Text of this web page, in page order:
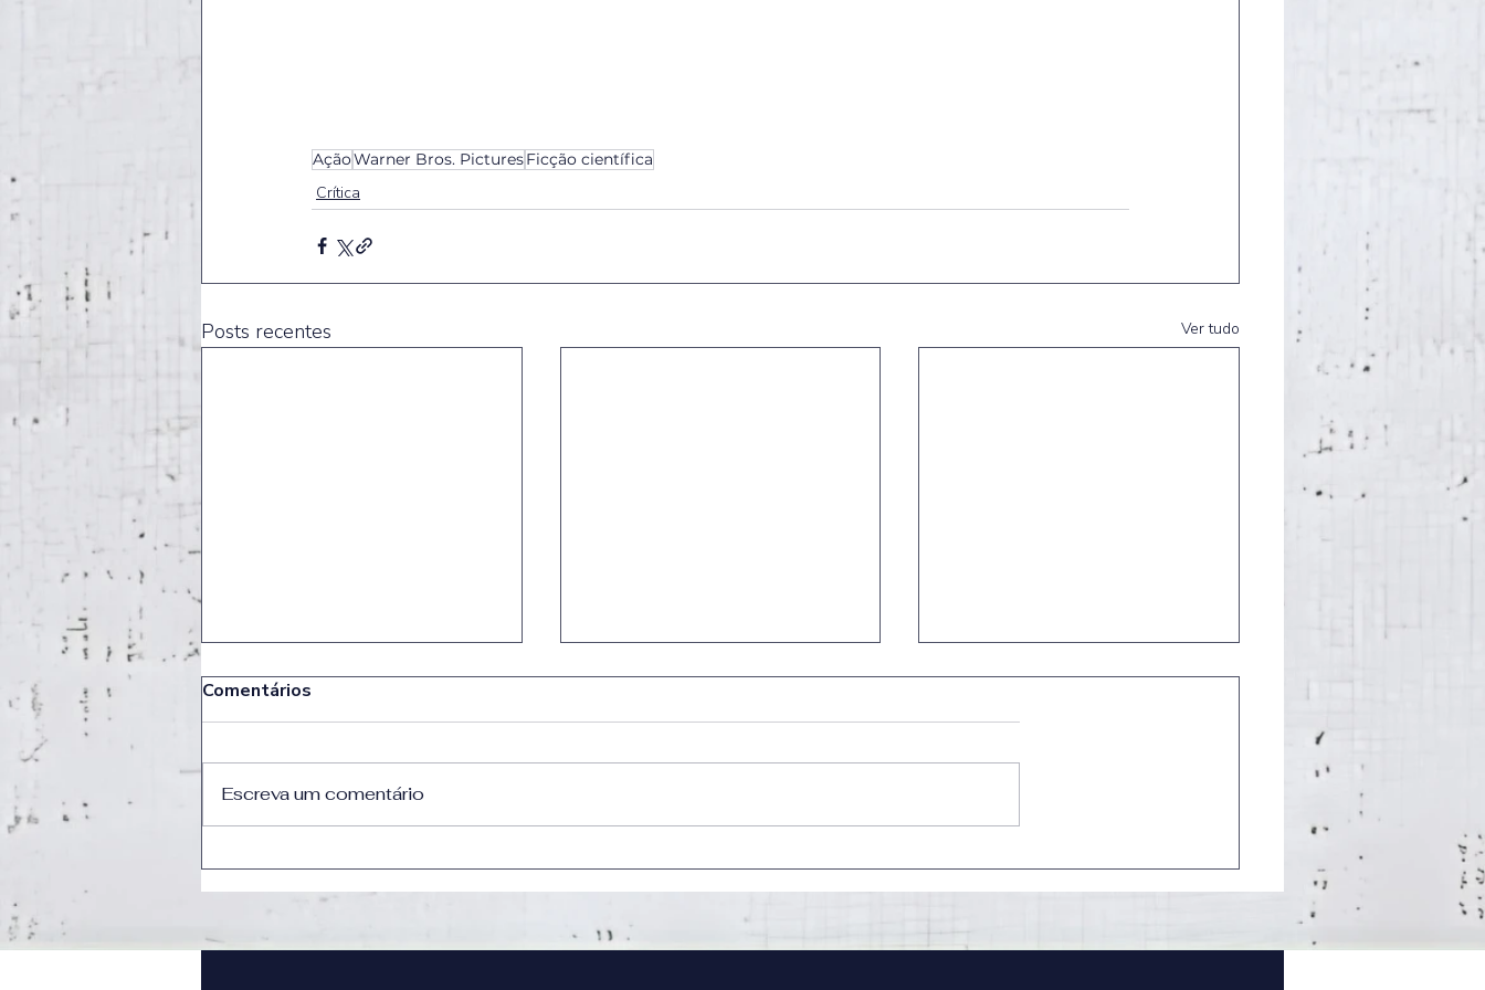
AçãoWarner Bros. PicturesFicção científica
Crítica
Posts recentes Ver tudo
Crítica | Insaciável
Um Novo Dia
Comentários
Escreva um comentário